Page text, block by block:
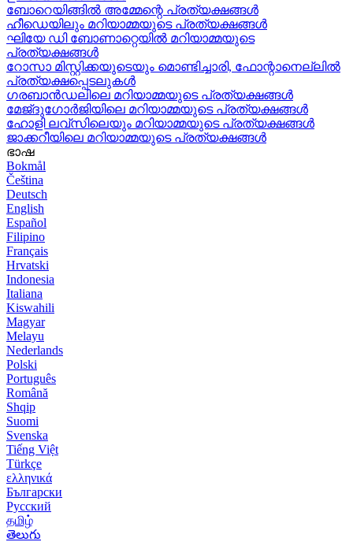
ബോറെയിങ്ങിൽ അമ്മേന്റെ പ്രത്യക്ഷങ്ങൾ
ഹീഡെയിലും മറിയാമ്മയുടെ പ്രത്യക്ഷങ്ങൾ
ഘിയേ ഡി ബോണാറ്റെയിൽ മറിയാമ്മയുടെ
പ്രത്യക്ഷങ്ങൾ
റോസാ മിസ്റ്റിക്കയുടെയും മൊണ്ടിച്ചാരി, ഫോന്റാനെല്ലിൽ
പ്രത്യക്ഷപ്പെടലുകൾ
ഗരബാൻഡലിലെ മറിയാമ്മയുടെ പ്രത്യക്ഷങ്ങൾ
മേജ്ദുഗോർജിയിലെ മറിയാമ്മയുടെ പ്രത്യക്ഷങ്ങൾ
ഹോളി ലവ്‌സിലെയും മറിയാമ്മയുടെ പ്രത്യക്ഷങ്ങൾ
ജാക്കറീയിലെ മറിയാമ്മയുടെ പ്രത്യക്ഷങ്ങൾ
ഭാഷ
Bokmål
Čeština
Deutsch
English
Español
Filipino
Français
Hrvatski
Indonesia
Italiana
Kiswahili
Magyar
Melayu
Nederlands
Polski
Português
Română
Shqip
Suomi
Svenska
Tiếng Việt
Türkçe
ελληνικά
Български
Русский
தமிழ்
తెలుగు